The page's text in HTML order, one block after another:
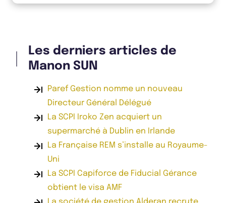
Les derniers articles de
Manon SUN
Paref Gestion nomme un nouveau
Directeur Général Délégué
La SCPI Iroko Zen acquiert un
supermarché à Dublin en Irlande
La Française REM s’installe au Royaume-
Uni
La SCPI Capiforce de Fiducial Gérance
obtient le visa AMF